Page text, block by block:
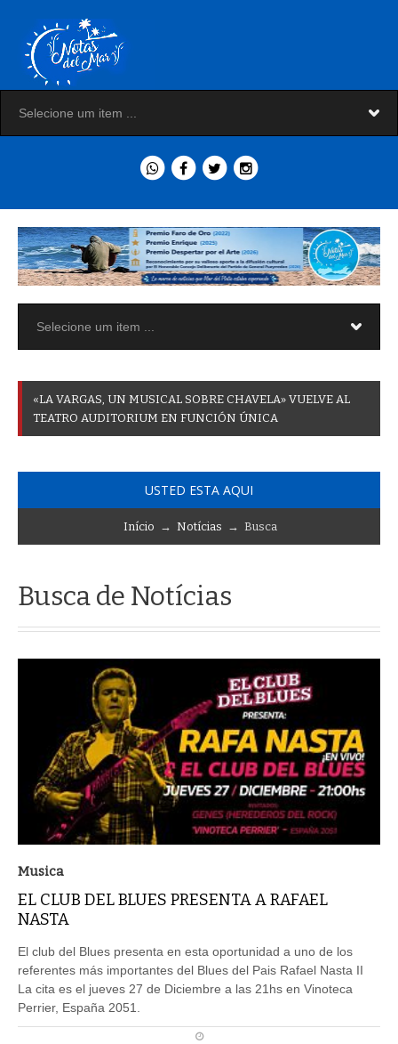
«LA VARGAS UN MUSICAL SOBRE CHAVELA» VUELVE AL
TEATRO AUDITORIUM EN FUNCIÓN ÚNICA
USTED ESTA AQUI
Início → Notícias → Busca
Busca de Notícias
Musica
EL CLUB DEL BLUES PRESENTA A RAFAEL
NASTA
El club del Blues presenta en esta oportunidad a uno de los
referentes más importantes del Blues del Pais Rafael Nasta II
La cita es el jueves 27 de Diciembre a las 21hs en Vinoteca
Perrier, España 2051.